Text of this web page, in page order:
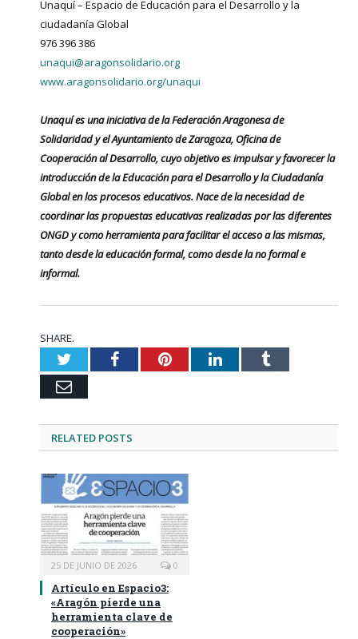
Unaquí – Espacio de Educación para el Desarrollo y la
ciudadanía Global
976 396 386
unaqui@aragonsolidario.org
www.aragonsolidario.org/unaqui
Unaquí es una iniciativa de la Federación Aragonesa de
Solidaridad y el Ayuntamiento de Zaragoza, Oficina de
Cooperación al Desarrollo, cuyo objetivo es impulsar y favorecer la
introducción de la Educación para el Desarrollo y la Ciudadanía
Global en los procesos educativos. Nace de la necesidad de
coordinar las propuestas educativas realizadas por las diferentes
ONGD y como herramienta para facilitar el acceso a las mismas,
tanto desde la educación formal, como desde la no formal e
informal.
SHARE.
TwitterFacebookPinterestLinkedInTumblr
Email
RELATED POSTS
25 DE JUNIO DE 2026 0
Artículo en Espacio3:
«Aragón pierde una
herramienta clave de
cooperación»